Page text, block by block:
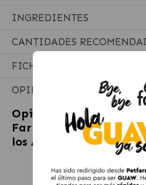
INGREDIENTES
CANTIDADES
FICHA TÉCNICA
OPINIONES
Opiniones sobre
Farm Spray
los Animales